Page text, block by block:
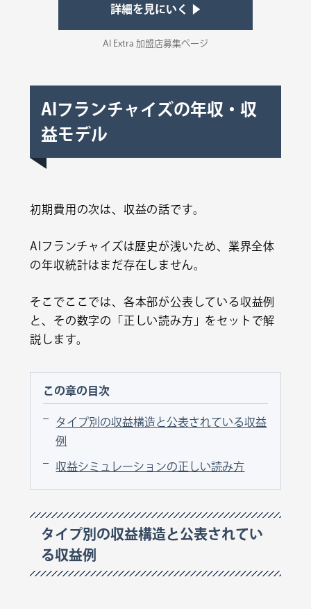
詳細を見にいく ▶
AI Extra 加盟店募集ページ
AIフランチャイズの年収・収
益モデル
初期費用の次は、収益の話です。
AIフランチャイズは歴史が浅いため、業界全体
の年収統計はまだ存在しません。
そこでここでは、各本部が公表している収益例
と、その数字の「正しい読み方」をセットで解
説します。
この章の目次
タイプ別の収益構造と公表されている収益
例
収益シミュレーションの正しい読み方
タイプ別の収益構造と公表されてい
る収益例